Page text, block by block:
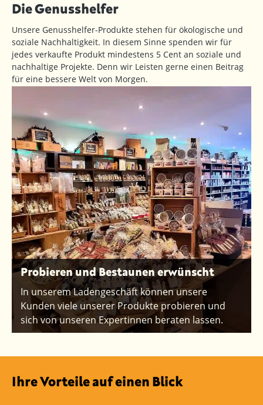
Die Genusshelfer
Unsere Genusshelfer-Produkte stehen für ökologische und
soziale Nachhaltigkeit. In diesem Sinne spenden wir für
jedes verkaufte Produkt mindestens 5 Cent an soziale und
nachhaltige Projekte. Denn wir Leisten gerne einen Beitrag
für eine bessere Welt von Morgen.
Probieren und Bestaunen erwünscht
In unserem Ladengeschäft können unsere
Kunden viele unserer Produkte probieren und
sich von unseren Expertinnen beraten lassen.
Ihre Vorteile auf einen Blick